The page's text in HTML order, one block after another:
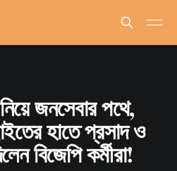
জনসেবার পথে,
হাতে প্রসাদ ও
বিজেপি কর্মীরা!